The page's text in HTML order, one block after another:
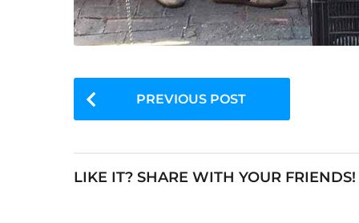
P
o
t
PREVIOUS POST
LIKE IT? SHARE WITH YOUR FRIENDS!